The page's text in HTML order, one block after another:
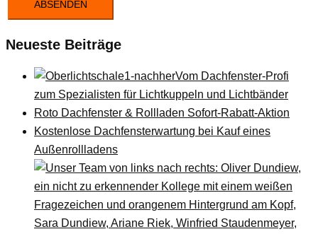
ABSENDEN
Neueste Beiträge
Vom Dachfenster-Profi
zum Spezialisten für Lichtkuppeln und Lichtbänder
Roto Dachfenster & Rollladen Sofort-Rabatt-Aktion
Kostenlose Dachfensterwartung bei Kauf eines
Außenrollladens